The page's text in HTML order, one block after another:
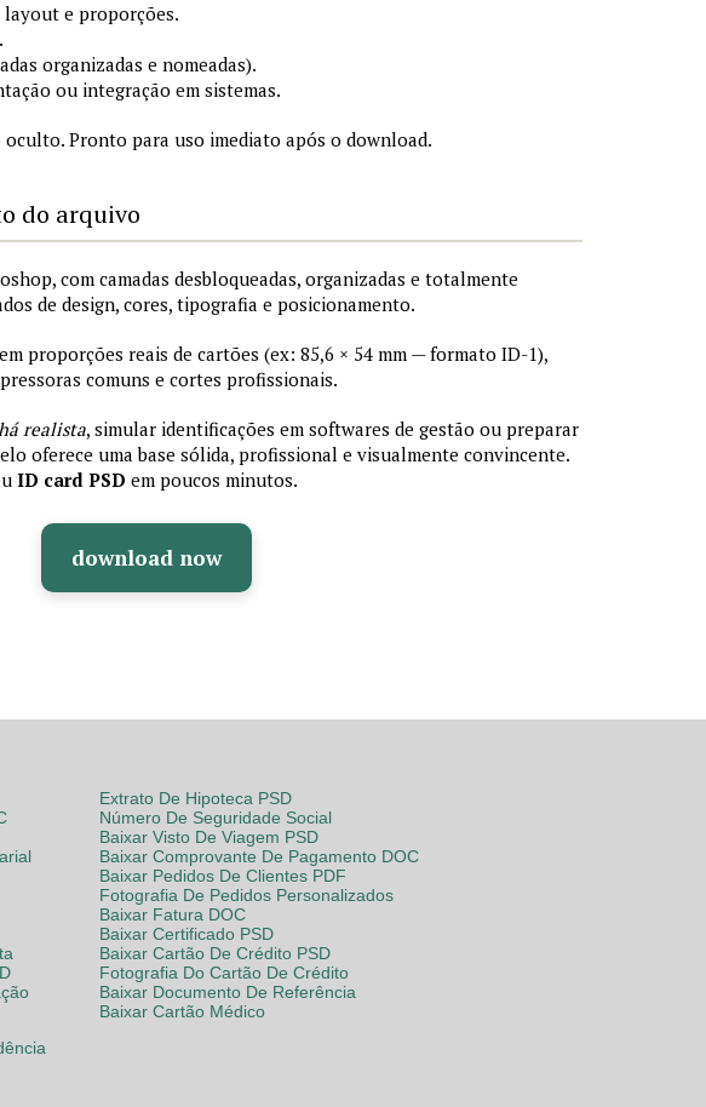
e proporções.
organizadas e nomeadas).
ou integração em sistemas.
Pronto para uso imediato após o download.
do arquivo
com camadas desbloqueadas, organizadas e totalmente
de design, cores, tipografia e posicionamento.
proporções reais de cartões (ex: 85,6 × 54 mm — formato ID-1),
comuns e cortes profissionais.
realista, simular identificações em softwares de gestão ou preparar
oferece uma base sólida, profissional e visualmente convincente.
ID card PSD em poucos minutos.
download now
Extrato De Hipoteca PSD
Número De Seguridade Social
Baixar Visto De Viagem PSD
Baixar Comprovante De Pagamento DOC
Baixar Pedidos De Clientes PDF
Fotografia De Pedidos Personalizados
Baixar Fatura DOC
Baixar Certificado PSD
Baixar Cartão De Crédito PSD
Fotografia Do Cartão De Crédito
Baixar Documento De Referência
Baixar Cartão Médico